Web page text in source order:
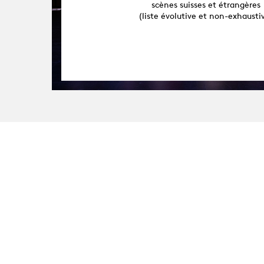
scènes suisses et étrangères
(liste évolutive et non-